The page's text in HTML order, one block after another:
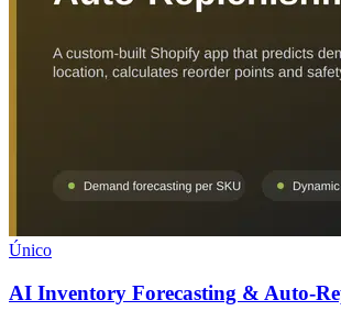
Único
AI Inventory Forecasting & Auto-